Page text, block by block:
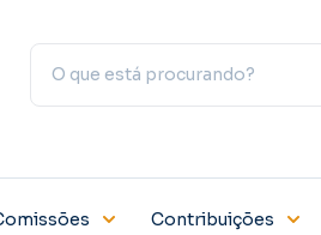
Contribuições